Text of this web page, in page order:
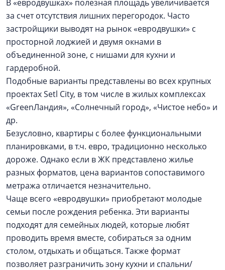
В «евродвушках» полезная площадь увеличивается
за счет отсутствия лишних перегородок. Часто
застройщики выводят на рынок «евродвушки» с
просторной лоджией и двумя окнами в
объединенной зоне, с нишами для кухни и
гардеробной.
Подобные варианты представлены во всех крупных
проектах Setl City, в том числе в жилых комплексах
«GreenЛандия», «Солнечный город», «Чистое небо» и
др.
Безусловно, квартиры с более функциональными
планировками, в т.ч. евро, традиционно несколько
дороже. Однако если в ЖК представлено жилье
разных форматов, цена вариантов сопоставимого
метража отличается незначительно.
Чаще всего «евродвушки» приобретают молодые
семьи после рождения ребенка. Эти варианты
подходят для семейных людей, которые любят
проводить время вместе, собираться за одним
столом, отдыхать и общаться. Также формат
позволяет разграничить зону кухни и спальни/